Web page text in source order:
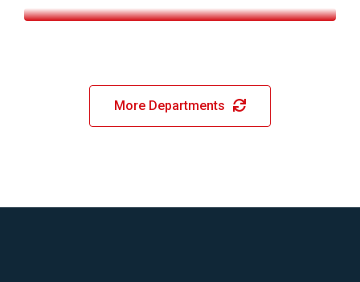
STROKE READY HOSPITAL
WHITE DENTAL CENTER “Get a beautiful and
healthy smile” White…
More Departments